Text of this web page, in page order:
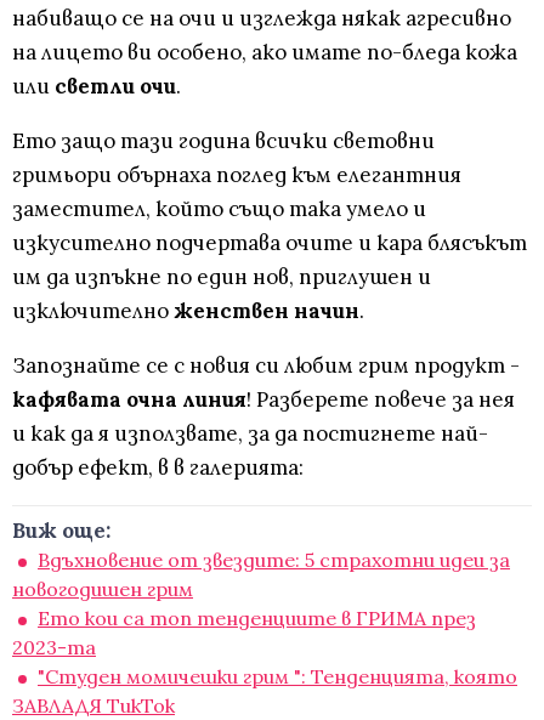
набиващо се на очи и изглежда някак агресивно
на лицето ви особено, ако имате по-бледа кожа
или светли очи.
Ето защо тази година всички световни
гримьори обърнаха поглед към елегантния
заместител, който също така умело и
изкусително подчертава очите и кара блясъкът
им да изпъкне по един нов, приглушен и
изключителноженствен начин.
Запознайте се с новия си любим грим продукт -
кафявата очна линия! Разберете повече за нея
и как да я използвате, за да постигнете най-
добър ефект, в в галерията:
Виж още:
Вдъхновение от звездите: 5 страхотни идеи за
новогодишен грим
Ето кои са топ тенденциите в ГРИМА през
2023-та
"Студен момичешки грим ": Тенденцията, която
ЗАВЛАДЯ ТикТок